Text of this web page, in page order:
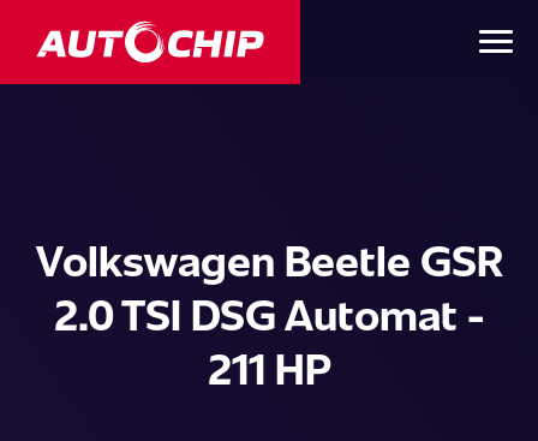
Volkswagen Beetle GSR
2.0 TSI DSG Automat -
211 HP